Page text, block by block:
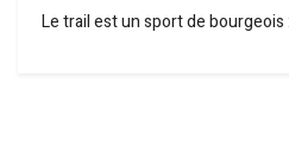
Le trail est un sport de